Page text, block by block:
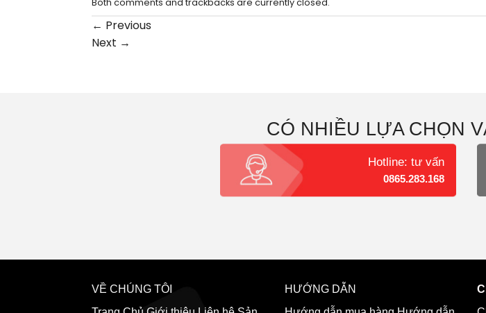
Both comments and trackbacks are currently closed.
← Previous
Next →
CÓ NHIỀU LỰA CHỌN
Hotline: tư vấn
0865.283.168
VỀ CHÚNG TÔI
HƯỚNG DẪN